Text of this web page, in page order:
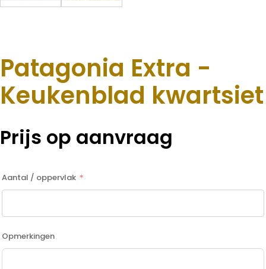
Patagonia Extra -
Keukenblad kwartsiet
Prijs op aanvraag
Aantal / oppervlak
Opmerkingen